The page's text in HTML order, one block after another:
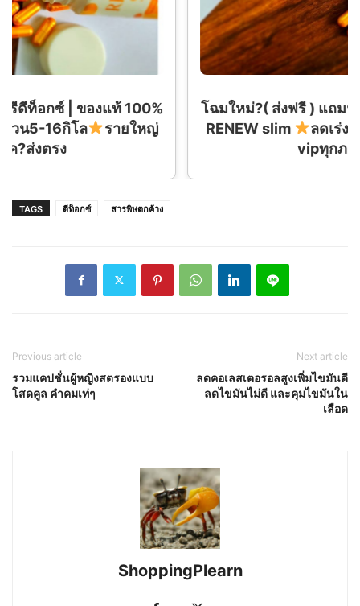
โฉมใหม่?( ส่งฟรี )​ แถมฟรีดีท็อกซ์ | ของแท้ 100%
RENEW​ slim
ลดเร่งด่วน5-16กิโล
รายใหญ่​
TAGS ดีท็อกซ์ สารพิษตกค้าง
Previous article
รวมแคปชั่นผู้หญิงสตรองแบบ
โสดคูล คำคมเท่ๆ
Next article
ลดคอเลสเตอรอลสูงเพิ่มไขมันดี
ลดไขมันไม่ดี และคุมไขมันใน
เลือด
ShoppingPlearn